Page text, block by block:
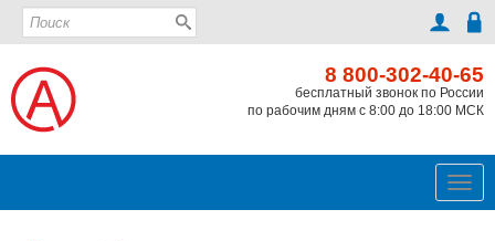
8 800-302-40-65
бесплатный звонок по России
по рабочим дням с 8:00 до 18:00 МСК